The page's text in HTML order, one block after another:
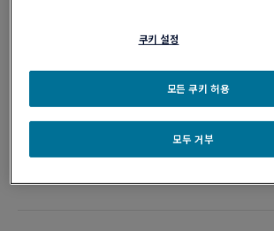
커스터마이즈
이메일 주문
쿠키 설정
모두 거부
모든 쿠키 허용